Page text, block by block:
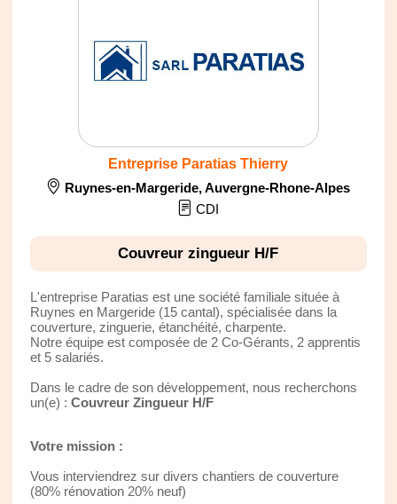
Entreprise Paratias Thierry
Ruynes-en-Margeride,Auvergne-Rhone-Alpes
CDI
Couvreur zingueur H/F
L'entreprise Paratias est une société familiale située à
Ruynes en Margeride (15 cantal), spécialisée dans la
couverture, zinguerie, étanchéité, charpente.
Notre équipe est composée de 2 Co-Gérants, 2 apprentis
et 5 salariés.
Dans le cadre de son développement, nous recherchons
un(e) : Couvreur Zingueur H/F
Votre mission :
Vous interviendrez sur divers chantiers de couverture
(80% rénovation 20% neuf)